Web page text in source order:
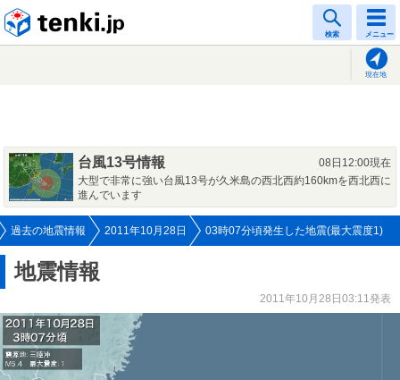
検索 メニュー
現在地
台風13号情報
08日12:00現在
大型で非常に強い台風13号が久米島の西北西約160kmを西北西に
進んでいます
過去の地震情報 2011年10月28日 03時07分頃発生した地震(最大震度1)
地震情報
2011年10月28日03:11発表